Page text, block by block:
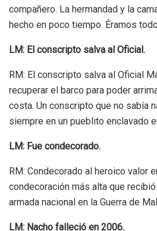
compañero. La hermandad y la
hecho en poco tiempo. Éramos
LM: El conscripto salva al Oficial.
RM: El conscripto salva al Oficial
recuperar el barco para poder
costa. Un conscripto que no sabía
siempre en un pueblito enclavado
LM: Fue condecorado.
RM: Condecorado al heroico valor
condecoración más alta que
armada nacional en la Guerra de
LM: Nacho falleció en 2006.